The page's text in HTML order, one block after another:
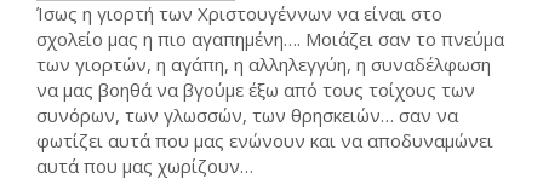
Ίσως η γιορτή των Χριστουγέννων να είναι στο
σχολείο μας η πιο αγαπημένη…. Μοιάζει σαν το πνεύμα
των γιορτών, η αγάπη, η αλληλεγγύη, η συναδέλφωση
να μας βοηθά να βγούμε έξω από τους τοίχους των
συνόρων, των γλωσσών, των θρησκειών… σαν να
φωτίζει αυτά που μας ενώνουν και να αποδυναμώνει
αυτά που μας χωρίζουν…